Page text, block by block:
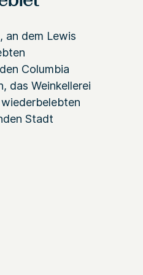
an dem Lewis
Columbia
das Weinkellerei
Stadt